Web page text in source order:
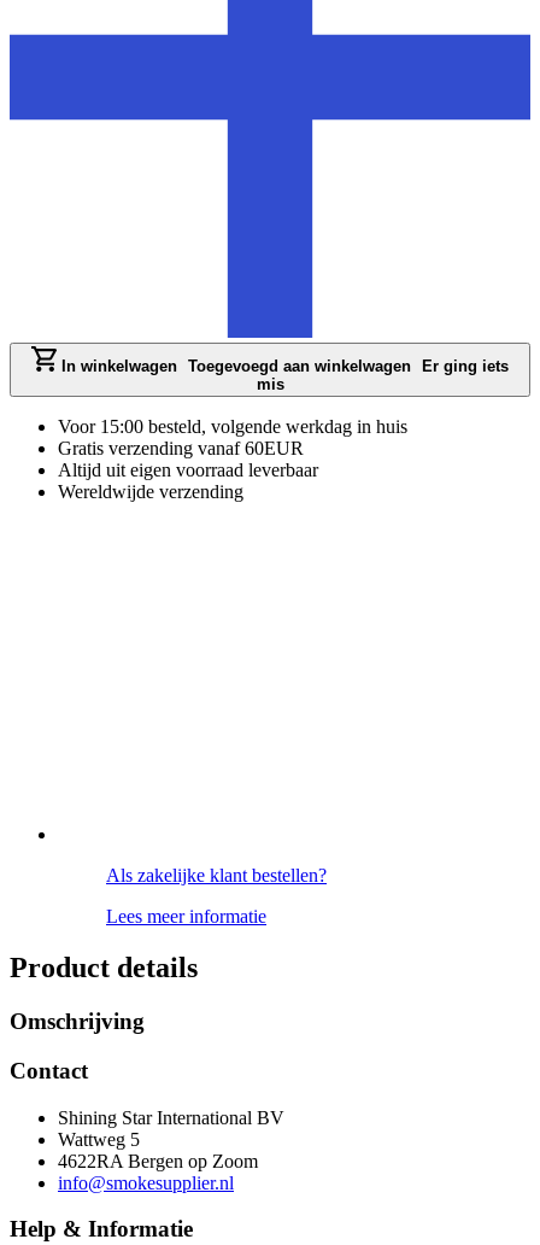
In winkelwagen Toegevoegd aan winkelwagen
Er ging iets
mis
Voor 15:00 besteld, volgende werkdag in huis
Gratis verzending vanaf 60EUR
Altijd uit eigen voorraad leverbaar
Wereldwijde verzending
Als zakelijke klant bestellen?
Lees meer informatie
Product details
Omschrijving
Contact
Shining Star International BV
Wattweg 5
4622RA Bergen op Zoom
info@smokesupplier.nl
Help & Informatie